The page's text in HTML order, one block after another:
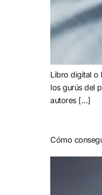
Libro digital o
los gurús del
autores […]
Cómo